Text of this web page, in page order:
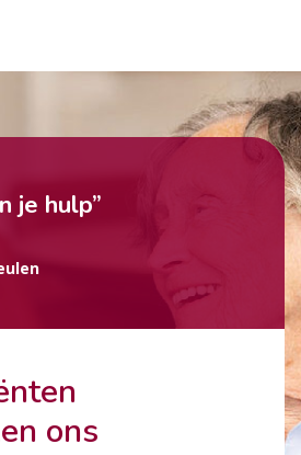
ons
je hulp”